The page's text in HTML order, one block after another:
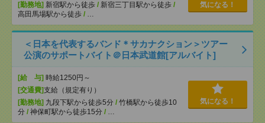
[勤務地] 新宿駅から徒歩 / 新宿三丁目駅から徒歩 /
高田馬場駅から徒歩 / …
気になる！
＜日本を代表するバンド＊サカナクション＞ツアー
公演のサポートバイト＠日本武道館[アルバイト]
[給 与] 時給1250円～
[交通費]支給（規定有り）
[勤務地] 九段下駅から徒歩5分 / 竹橋駅から徒歩10
分 / 神保町駅から徒歩15分 / …
気になる！